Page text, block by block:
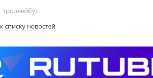
троллейбус
к списку новостей